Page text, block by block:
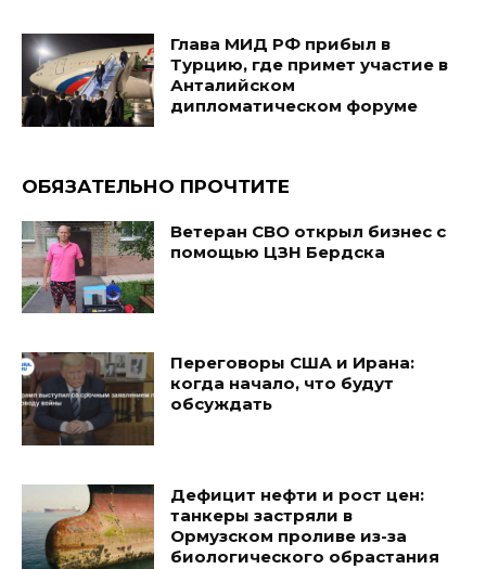
Глава МИД РФ прибыл в
Турцию, где примет участие в
Анталийском
дипломатическом форуме
ОБЯЗАТЕЛЬНО ПРОЧТИТЕ
Ветеран СВО открыл бизнес с
помощью ЦЗН Бердска
Переговоры США и Ирана:
когда начало, что будут
обсуждать
Дефицит нефти и рост цен:
танкеры застряли в
Ормузском проливе из-за
биологического обрастания